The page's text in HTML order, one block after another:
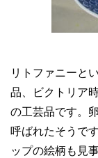
リトファニーと
品、ビクトリア
の工芸品です。
呼ばれたそうで
ップの絵柄も見